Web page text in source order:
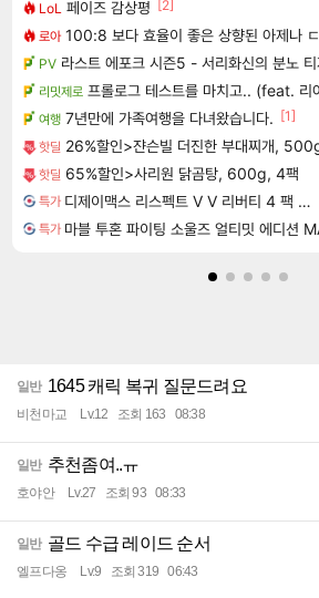
LoL 페이즈 감상평 [2]
로아 100:8 보다 효율이 좋은 상향된 아제나
PV 라스트 에포크 시즌5 - 서리화신의 분노 티
리밋제로 프롤로그 테스트를 마치고.. (feat. 리
여행 7년만에 가족여행을 다녀왔습니다. [1]
핫딜 26%할인>쟌슨빌 더진한 부대찌개,
핫딜 65%할인>사리원 닭곰탕, 600g, 4팩
특가 디제이맥스 리스펙트 V V 리버티 4 팩 DJMAX RESPECT V V Liberty 4 Pack DLC
특가
일반 1645 캐릭 복귀 질문드려요
비천마교 Lv.12 조회 163 08:38
일반 추천좀여..ㅠ
호야안 Lv.27 조회 93 08:33
일반 골드 수급 레이드 순서
엘프다옹 Lv.9 조회 319 06:43